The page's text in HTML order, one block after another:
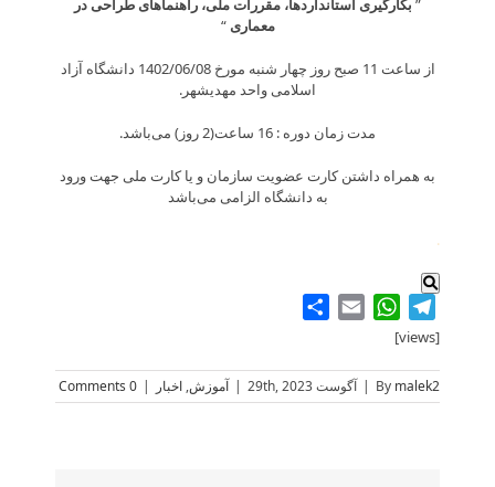
” بکارگیری استانداردها، مقررات ملی، راهنماهای طراحی در
معماری “
از ساعت 11 صبح روز چهار شنبه مورخ 1402/06/08 دانشگاه آزاد
اسلامی واحد مهدیشهر.
مدت زمان دوره : 16 ساعت(2 روز) می‌باشد.
به همراه داشتن کارت عضویت سازمان و یا کارت ملی جهت ورود
به دانشگاه الزامی می‌باشد
.
Telegram
WhatsApp
Email
[views]
By malek2
| آگوست 29th, 2023 | آموزش, اخبار |
0 Comments